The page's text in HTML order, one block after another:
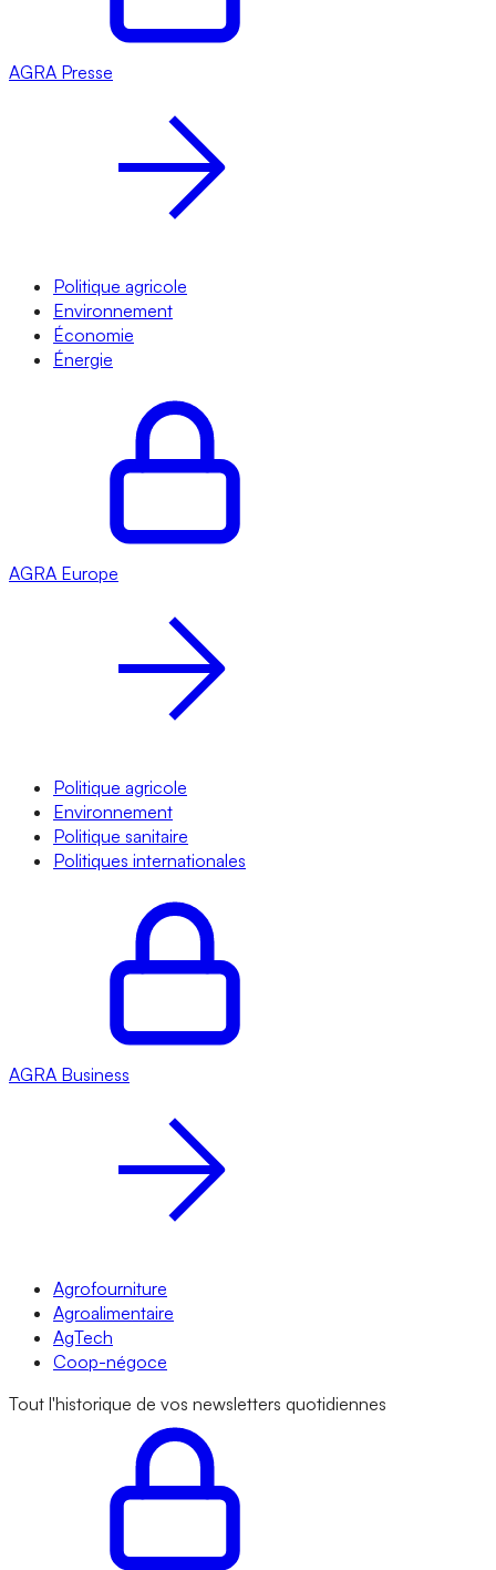
AGRA Presse
Politique agricole
Environnement
Économie
Énergie
AGRA Europe
Politique agricole
Environnement
Politique sanitaire
Politiques internationales
AGRA Business
Agrofourniture
Agroalimentaire
AgTech
Coop-négoce
Tout l'historique de vos newsletters quotidiennes